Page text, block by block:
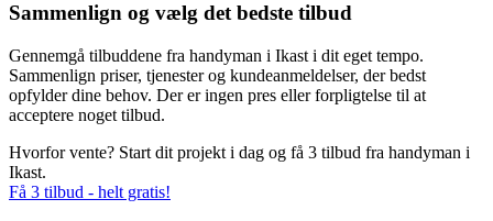
Sammenlign og vælg det bedste tilbud
Gennemgå tilbuddene fra handyman i Ikast i dit eget tempo.
Sammenlign priser, tjenester og kundeanmeldelser, der bedst
opfylder dine behov. Der er ingen pres eller forpligtelse til at
acceptere noget tilbud.
Hvorfor vente? Start dit projekt i dag og få 3 tilbud fra handyman i
Ikast.
Få 3 tilbud - helt gratis!